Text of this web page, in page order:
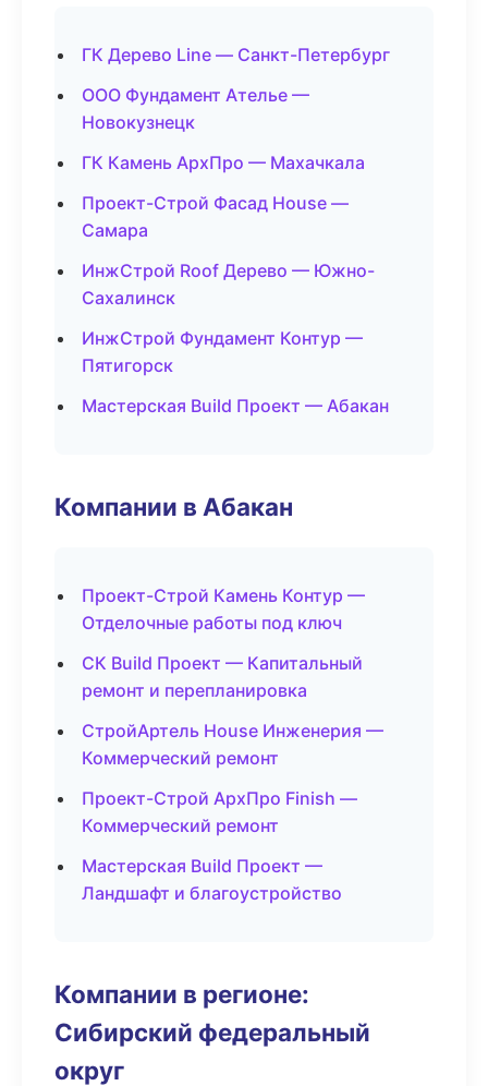
ГК Дерево Line — Санкт-Петербург
ООО Фундамент Ателье —
Новокузнецк
ГК Камень АрхПро — Махачкала
Проект-Строй Фасад House —
Самара
ИнжСтрой Roof Дерево — Южно-
Сахалинск
ИнжСтрой Фундамент Контур —
Пятигорск
Мастерская Build Проект — Абакан
Компании в Абакан
Проект-Строй Камень Контур —
Отделочные работы под ключ
СК Build Проект — Капитальный
ремонт и перепланировка
СтройАртель House Инженерия —
Коммерческий ремонт
Проект-Строй АрхПро Finish —
Коммерческий ремонт
Мастерская Build Проект —
Ландшафт и благоустройство
Компании в регионе:
Сибирский федеральный
округ